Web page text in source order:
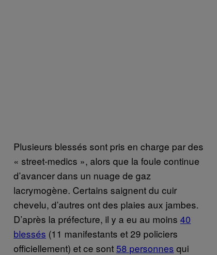
Plusieurs blessés sont pris en charge par des
« street-medics », alors que la foule continue
d’avancer dans un nuage de gaz
lacrymogène. Certains saignent du cuir
chevelu, d’autres ont des plaies aux jambes.
D’après la préfecture, il y a eu au moins 40
blessés (11 manifestants et 29 policiers
officiellement) et ce sont 58 personnes qui